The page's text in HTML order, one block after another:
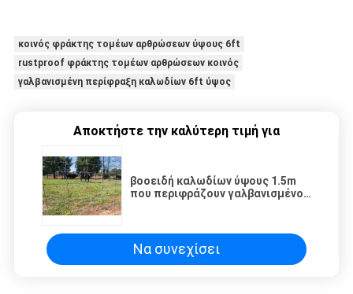
κοινός φράκτης τομέων αρθρώσεων ύψους 6ft
rustproof φράκτης τομέων αρθρώσεων κοινός
γαλβανισμένη περίφραξη καλωδίων 6ft ύψος
Αποκτήστε την καλύτερη τιμή για
βοοειδή καλωδίων ύψους 1.5m
που περιφράζουν γαλβανισμένο
Να συνεχίσει